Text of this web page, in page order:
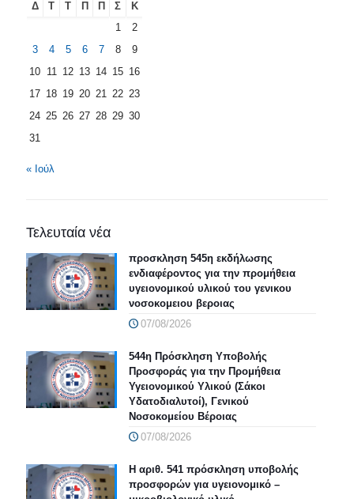
Δ Τ Τ Π Π Σ
Κ
1
2
3
4 5 6 7 8
9
10 11 12 13 14 15 16
17 18 19 20 21 22 23
24 25 26 27 28 29 30
31
« Ιούλ
Τελευταία νέα
προσκληση 545η εκδήλωσης
ενδιαφέροντος για την προμήθεια
υγειονομικού υλικού του γενικου
νοσοκομειου βεροιας
07/08/2026
544η Πρόσκληση Υποβολής
Προσφοράς για την Προμήθεια
Υγειονομικού Υλικού (Σάκοι
Υδατοδιαλυτοί), Γενικού
Νοσοκομείου Βέροιας
07/08/2026
Η αριθ. 541 πρόσκληση υποβολής
προσφορών για υγειονομικό –